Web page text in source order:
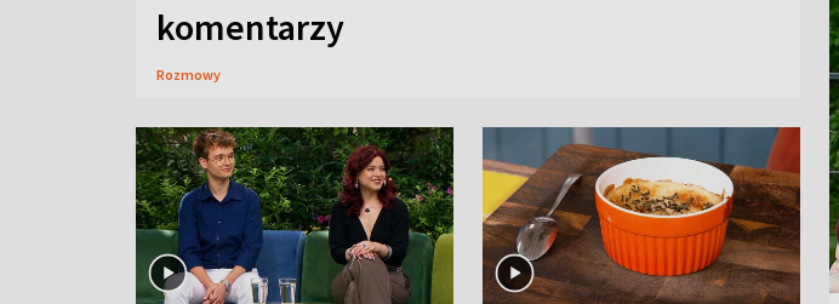
komentarzy
Rozmowy